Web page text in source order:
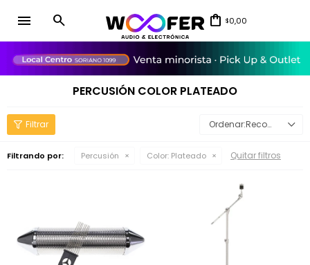
menu $0,00
PERCUSIÓN COLOR PLATEADO
Recomendados
Filtrando por: Percusión Color: Plateado Quitar filtros
close